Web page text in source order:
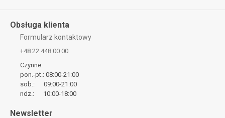
Obsługa klienta
Formularz kontaktowy
+48 22 448 00 00
Czynne:
pon.-pt.: 08:00-21:00
sob.: 09:00-21:00
ndz.: 10:00-18:00
Newsletter